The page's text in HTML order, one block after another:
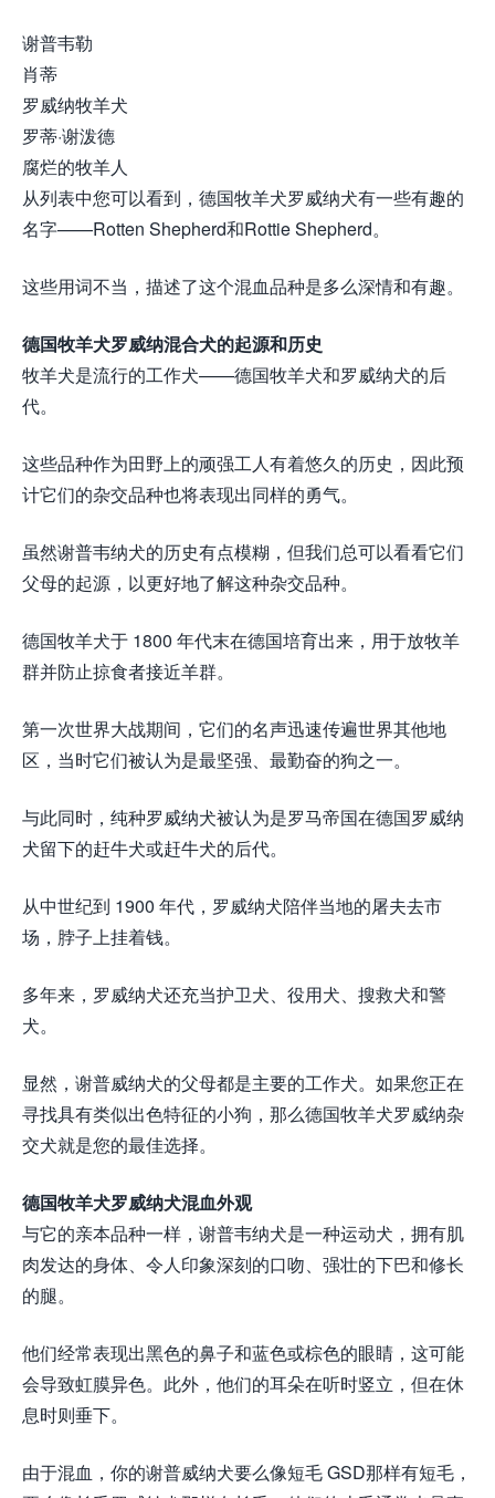
谢普韦勒
肖蒂
罗威纳牧羊犬
罗蒂·谢泼德
腐烂的牧羊人
从列表中您可以看到，德国牧羊犬罗威纳犬有一些有趣的
名字——Rotten Shepherd和Rottie Shepherd。
这些用词不当，描述了这个混血品种是多么深情和有趣。
德国牧羊犬罗威纳混合犬的起源和历史
牧羊犬是流行的工作犬——德国牧羊犬和罗威纳犬的后
代。
这些品种作为田野上的顽强工人有着悠久的历史，因此预
计它们的杂交品种也将表现出同样的勇气。
虽然谢普韦纳犬的历史有点模糊，但我们总可以看看它们
父母的起源，以更好地了解这种杂交品种。
德国牧羊犬于 1800 年代末在德国培育出来，用于放牧羊
群并防止掠食者接近羊群。
第一次世界大战期间，它们的名声迅速传遍世界其他地
区，当时它们被认为是最坚强、最勤奋的狗之一。
与此同时，纯种罗威纳犬被认为是罗马帝国在德国罗威纳
犬留下的赶牛犬或赶牛犬的后代。
从中世纪到 1900 年代，罗威纳犬陪伴当地的屠夫去市
场，脖子上挂着钱。
多年来，罗威纳犬还充当护卫犬、役用犬、搜救犬和警
犬。
显然，谢普威纳犬的父母都是主要的工作犬。如果您正在
寻找具有类似出色特征的小狗，那么德国牧羊犬罗威纳杂
交犬就是您的最佳选择。
德国牧羊犬罗威纳犬混血外观
与它的亲本品种一样，谢普韦纳犬是一种运动犬，拥有肌
肉发达的身体、令人印象深刻的口吻、强壮的下巴和修长
的腿。
他们经常表现出黑色的鼻子和蓝色或棕色的眼睛，这可能
会导致虹膜异色。此外，他们的耳朵在听时竖立，但在休
息时则垂下。
由于混血，你的谢普威纳犬要么像短毛 GSD那样有短毛，